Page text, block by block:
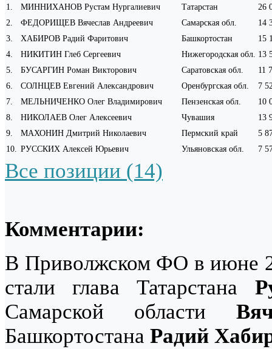
1. МИННИХАНОВ Рустам Нургалиевич Татарстан
26
2. ФЕДОРИЩЕВ Вячеслав Андреевич Самарская обл.
14
3. ХАБИРОВ Радий Фаритович Башкортостан
15
4. НИКИТИН Глеб Сергеевич Нижегородская обл. 13
5. БУСАРГИН Роман Викторович Саратовская обл.
11
6. СОЛНЦЕВ Евгений Александрович Оренбургская обл.
7
7. МЕЛЬНИЧЕНКО Олег Владимирович Пензенская обл.
10
8. НИКОЛАЕВ Олег Алексеевич Чувашия
13
9. МАХОНИН Дмитрий Николаевич Пермский край
5
10. РУССКИХ Алексей Юрьевич Ульяновская обл. 7
Все позиции (14)
Комментарии:
В Приволжском ФО в июне
стали глава Татарстана
Самарской области
Башкортостана Радий